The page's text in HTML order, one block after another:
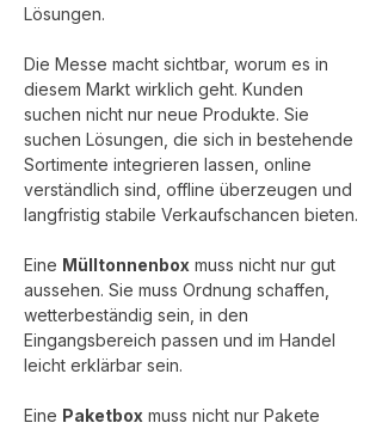
Lösungen.
Die Messe macht sichtbar, worum es in
diesem Markt wirklich geht. Kunden
suchen nicht nur neue Produkte. Sie
suchen Lösungen, die sich in bestehende
Sortimente integrieren lassen, online
verständlich sind, offline überzeugen und
langfristig stabile Verkaufschancen bieten.
Eine Mülltonnenbox muss nicht nur gut
aussehen. Sie muss Ordnung schaffen,
wetterbeständig sein, in den
Eingangsbereich passen und im Handel
leicht erklärbar sein.
Eine Paketbox muss nicht nur Pakete